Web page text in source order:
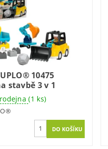
10475
stavbě 3 v 1
(1 ks)